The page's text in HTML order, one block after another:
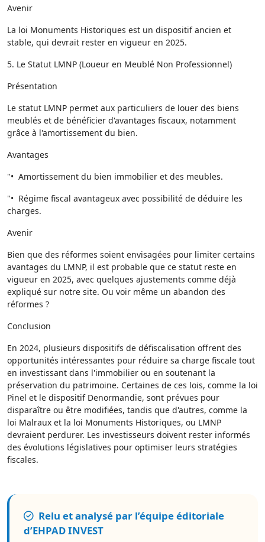
Avenir
La loi Monuments Historiques est un dispositif ancien et
stable, qui devrait rester en vigueur en 2025.
5. Le Statut LMNP (Loueur en Meublé Non Professionnel)
Présentation
Le statut LMNP permet aux particuliers de louer des biens
meublés et de bénéficier d'avantages fiscaux, notamment
grâce à l'amortissement du bien.
Avantages
"• Amortissement du bien immobilier et des meubles.
"• Régime fiscal avantageux avec possibilité de déduire les
charges.
Avenir
Bien que des réformes soient envisagées pour limiter certains
avantages du LMNP, il est probable que ce statut reste en
vigueur en 2025, avec quelques ajustements comme déjà
expliqué sur notre site. Ou voir même un abandon des
réformes ?
Conclusion
En 2024, plusieurs dispositifs de défiscalisation offrent des
opportunités intéressantes pour réduire sa charge fiscale tout
en investissant dans l'immobilier ou en soutenant la
préservation du patrimoine. Certaines de ces lois, comme la loi
Pinel et le dispositif Denormandie, sont prévues pour
disparaître ou être modifiées, tandis que d'autres, comme la
loi Malraux et la loi Monuments Historiques, ou LMNP
devraient perdurer. Les investisseurs doivent rester informés
des évolutions législatives pour optimiser leurs stratégies
fiscales.
Relu et analysé par l’équipe éditoriale
d’EHPAD INVEST